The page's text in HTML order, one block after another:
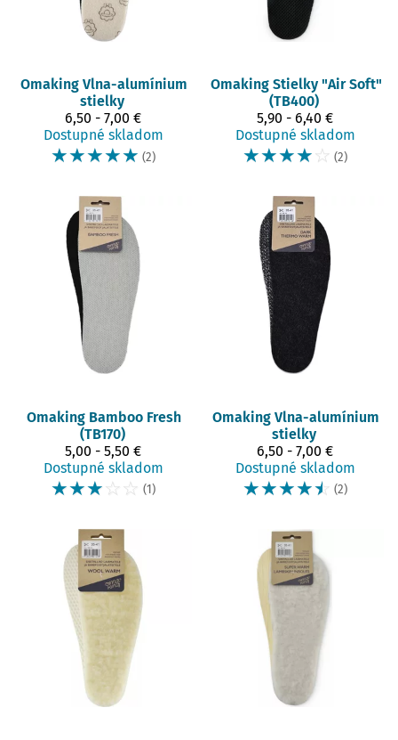
Omaking Vlna-alumínium
stielky
6,50 - 7,00 €
Dostupné skladom
☆☆☆☆☆ (2)
Omaking Stielky "Air Soft"
(TB400)
5,90 - 6,40 €
Dostupné skladom
☆☆☆☆☆ (2)
Omaking Bamboo Fresh
(TB170)
5,00 - 5,50 €
Dostupné skladom
☆☆☆☆ ☆ (1)
Omaking Vlna-alumínium
stielky
6,50 - 7,00 €
Dostupné skladom
☆☆☆☆☆ (2)